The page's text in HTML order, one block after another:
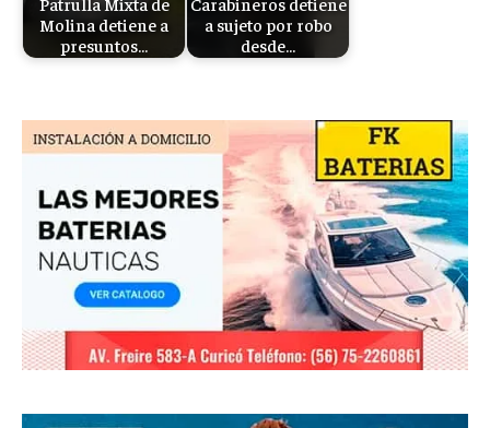
Patrulla Mixta de
Molina detiene a
presuntos…
Carabineros detiene
a sujeto por robo
desde…